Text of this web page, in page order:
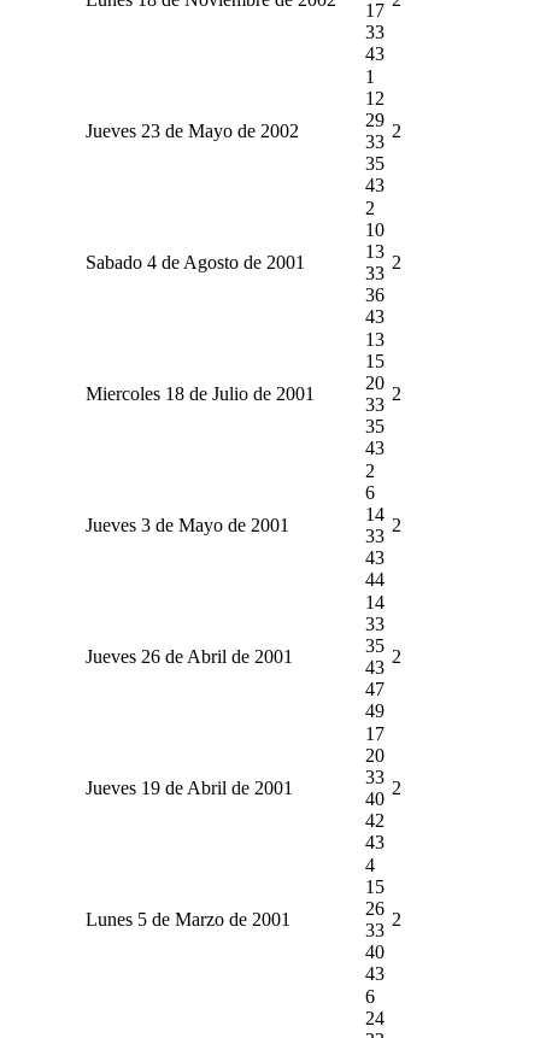
17
33
43
Jueves 23 de Mayo de 2002
1
12
29
33
35
43
2
Sabado 4 de Agosto de 2001
2
10
13
33
36
43
2
Miercoles 18 de Julio de 2001
13
15
20
33
35
43
2
Jueves 3 de Mayo de 2001
2
6
14
33
43
44
2
Jueves 26 de Abril de 2001
14
33
35
43
47
49
2
Jueves 19 de Abril de 2001
17
20
33
40
42
43
2
Lunes 5 de Marzo de 2001
4
15
26
33
40
43
2
6
24